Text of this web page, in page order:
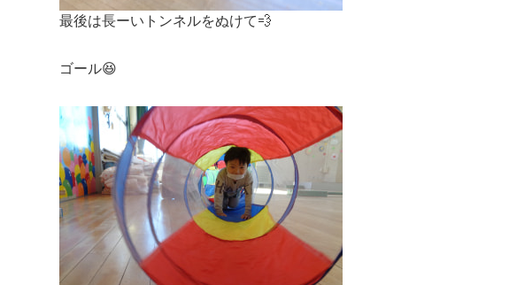
最後は長ーいトンネルをぬけて💨
ゴール😆